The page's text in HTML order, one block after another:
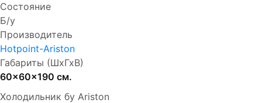
Состояние
Б/у
Производитель
Hotpoint-Ariston
Габариты (ШхГхВ)
60x60x190 см.
Холодильник бу Ariston